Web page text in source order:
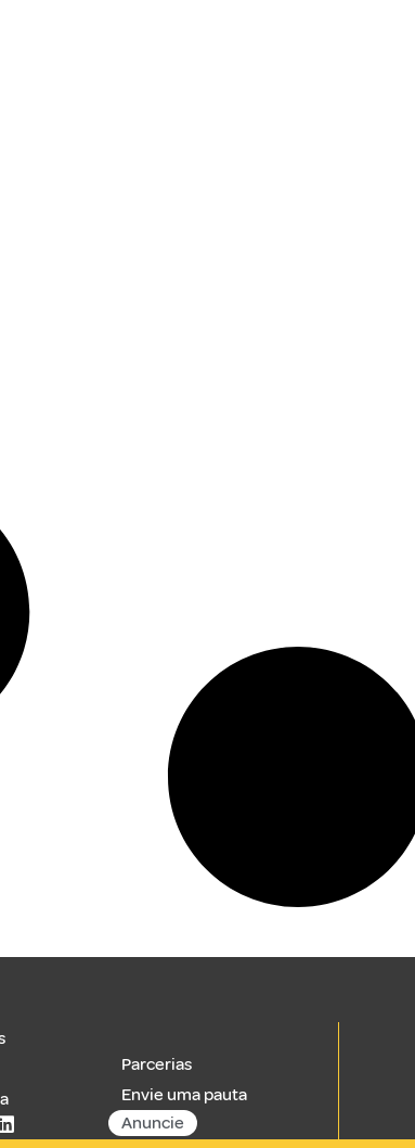
Parcerias
Envie uma pauta
Anuncie